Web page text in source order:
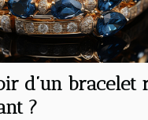
d’un bracelet
?